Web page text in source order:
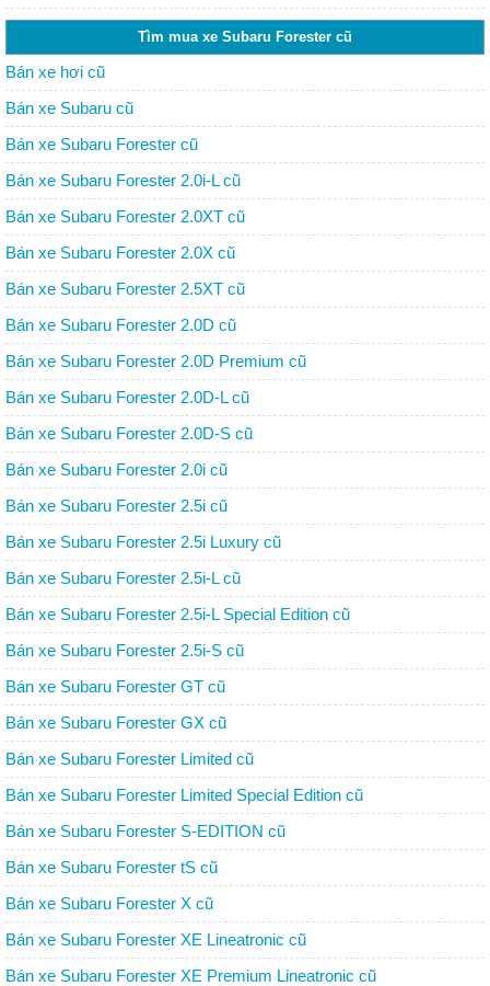
Tìm mua xe Subaru Forester cũ
Bán xe hơi cũ
Bán xe Subaru cũ
Bán xe Subaru Forester cũ
Bán xe Subaru Forester 2.0i-L cũ
Bán xe Subaru Forester 2.0XT cũ
Bán xe Subaru Forester 2.0X cũ
Bán xe Subaru Forester 2.5XT cũ
Bán xe Subaru Forester 2.0D cũ
Bán xe Subaru Forester 2.0D Premium cũ
Bán xe Subaru Forester 2.0D-L cũ
Bán xe Subaru Forester 2.0D-S cũ
Bán xe Subaru Forester 2.0i cũ
Bán xe Subaru Forester 2.5i cũ
Bán xe Subaru Forester 2.5i Luxury cũ
Bán xe Subaru Forester 2.5i-L cũ
Bán xe Subaru Forester 2.5i-L Special Edition cũ
Bán xe Subaru Forester 2.5i-S cũ
Bán xe Subaru Forester GT cũ
Bán xe Subaru Forester GX cũ
Bán xe Subaru Forester Limited cũ
Bán xe Subaru Forester Limited Special Edition cũ
Bán xe Subaru Forester S-EDITION cũ
Bán xe Subaru Forester tS cũ
Bán xe Subaru Forester X cũ
Bán xe Subaru Forester XE Lineatronic cũ
Bán xe Subaru Forester XE Premium Lineatronic cũ